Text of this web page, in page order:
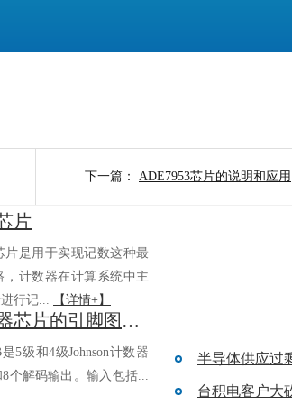
下一篇： ADE7953芯片的说明和应用
片
片是用于实现记数这种最
，计数器在计算系统中主
行记...
【详情+】
CD4017B计数器芯片的引脚图及简单介绍-蜜柚下载电子
5级和4级Johnson计数器
个解码输出。输入包括...
半导体供应过
台积电客户大